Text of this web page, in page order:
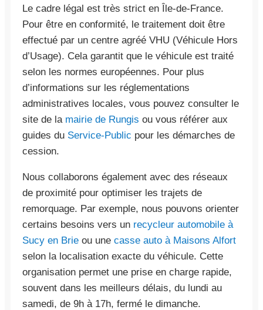
Le cadre légal est très strict en Île-de-France.
Pour être en conformité, le traitement doit être
effectué par un centre agréé VHU (Véhicule Hors
d’Usage). Cela garantit que le véhicule est traité
selon les normes européennes. Pour plus
d’informations sur les réglementations
administratives locales, vous pouvez consulter le
site de la mairie de Rungis ou vous référer aux
guides du Service-Public pour les démarches de
cession.
Nous collaborons également avec des réseaux
de proximité pour optimiser les trajets de
remorquage. Par exemple, nous pouvons orienter
certains besoins vers un recycleur automobile à
Sucy en Brie ou une casse auto à Maisons Alfort
selon la localisation exacte du véhicule. Cette
organisation permet une prise en charge rapide,
souvent dans les meilleurs délais, du lundi au
samedi, de 9h à 17h, fermé le dimanche.